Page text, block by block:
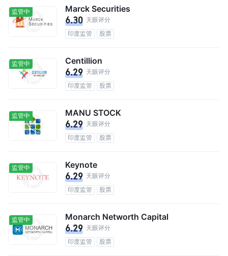
监管中 Marck Securities
6.30 天眼评分
印度监管
股票
监管中 Centillion
6.29 天眼评分
印度监管
股票
监管中 MANU STOCK
6.29 天眼评分
印度监管
股票
监管中 Keynote
6.29 天眼评分
印度监管
股票
监管中 Monarch Networth Capital
6.29 天眼评分
印度监管
股票